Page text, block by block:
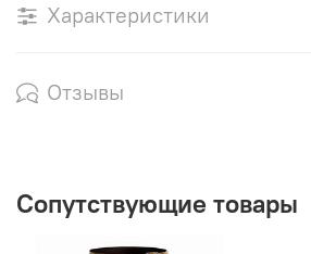
Характеристики
Отзывы
Сопутствующие товары